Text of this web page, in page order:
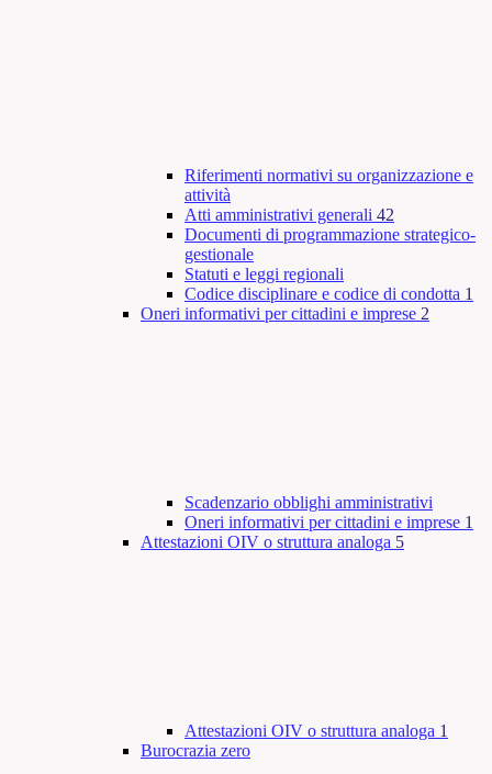
Riferimenti normativi su organizzazione e
attività
Atti amministrativi generali 42
Documenti di programmazione strategico-
gestionale
Statuti e leggi regionali
Codice disciplinare e codice di condotta 1
Oneri informativi per cittadini e imprese 2
Scadenzario obblighi amministrativi
Oneri informativi per cittadini e imprese 1
Attestazioni OIV o struttura analoga 5
Attestazioni OIV o struttura analoga 1
Burocrazia zero